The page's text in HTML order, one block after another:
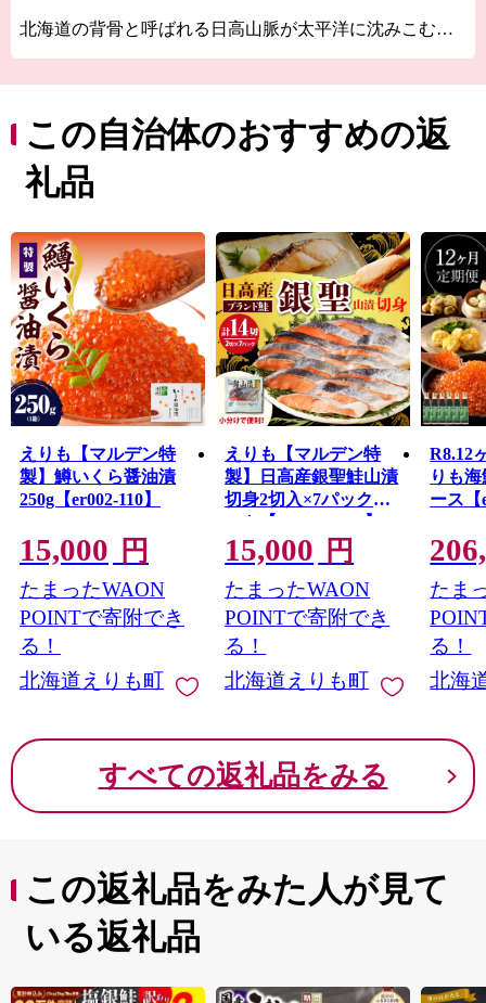
北海道の背骨と呼ばれる日高山脈が太平洋に沈みこむ風
を有しています。
まちの大部分が太平洋に面し、沖合で暖流と寒流がぶつ
かることから、鮭や毛がに、日高昆布などの漁が盛んに
も有数の漁場です。
皆様には、ふるさと納税制度を通じて、えりも町の魅力
をさらに知っていただければ幸いです。
是非、自慢の特産品をご堪能いただくとともに、えりも
町へのお越しを心よりお待ちしております。
この自治体のおすすめの返
礼品
えりも【マルデン特
製】鱒いくら醤油漬
250g【er002-110】
15,000 円
たまったWAON
POINTで寄附でき
る！
北海道えりも町
えりも【マルデン特
製】日高産銀聖鮭山漬
切身2切入×7パックセ
ット【er002-007-b】
15,000 円
たまったWAON
POINTで寄附でき
る！
北海道えりも町
R8.12
りも
ース【
たま
る！
北海
すべての返礼品をみる
この返礼品をみた人が見て
いる返礼品